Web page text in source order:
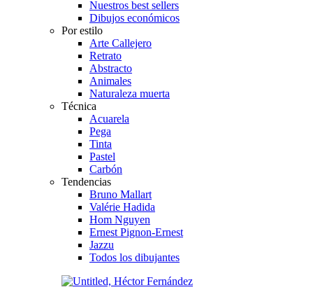
Nuestros best sellers
Dibujos económicos
Por estilo
Arte Callejero
Retrato
Abstracto
Animales
Naturaleza muerta
Técnica
Acuarela
Pega
Tinta
Pastel
Carbón
Tendencias
Bruno Mallart
Valérie Hadida
Hom Nguyen
Ernest Pignon-Ernest
Jazzu
Todos los dibujantes